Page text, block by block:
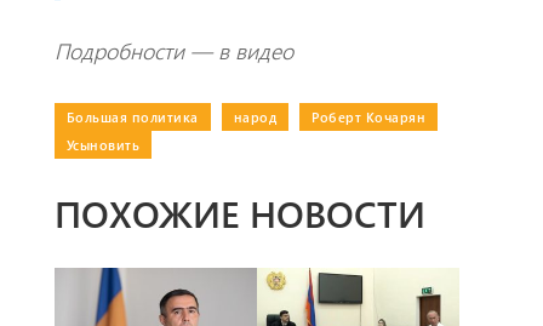
Подробности — в видео
Большая политика народ Роберт Кочарян
Усыновить
ПОХОЖИЕ НОВОСТИ